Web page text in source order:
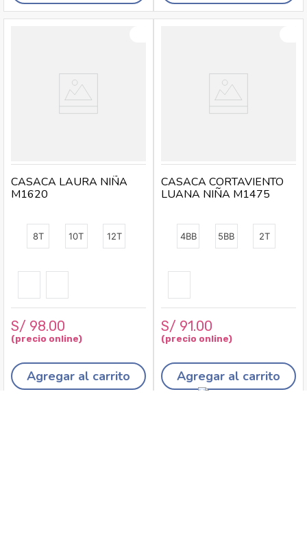
8T 10T 12T
CASACA LAURA NIÑA
M1620
S/ 98.00
Agregar al carrito
4BB 5BB 2T
CASACA CORTAVIENTO
LUANA NIÑA M1475
S/ 91.00
Agregar al carrito